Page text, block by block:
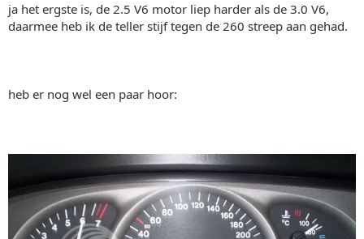
ja het ergste is, de 2.5 V6 motor liep harder als de 3.0 V6,
daarmee heb ik de teller stijf tegen de 260 streep aan gehad.
heb er nog wel een paar hoor: